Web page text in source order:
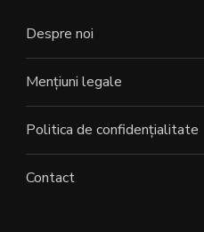
Despre noi
Mențiuni legale
Politica de confidențialitate
Contact